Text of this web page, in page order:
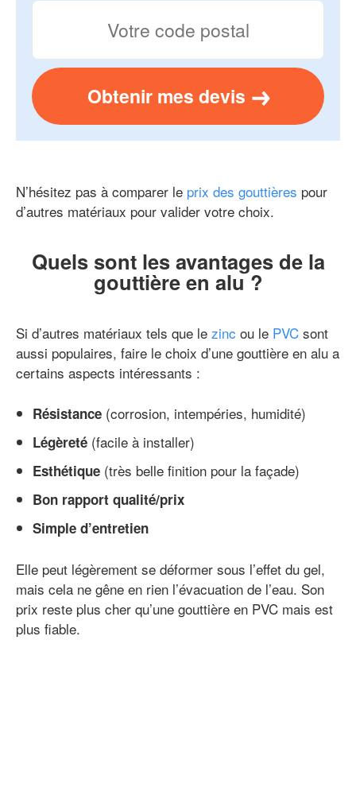
Obtenir mes devis
N’hésitez pas à comparer le prix des gouttières pour
d’autres matériaux pour valider votre choix.
Quels sont les avantages de la
gouttière en alu ?
Si d’autres matériaux tels que le zinc ou le PVC sont
aussi populaires, faire le choix d’une gouttière en alu a
certains aspects intéressants :
Résistance (corrosion, intempéries, humidité)
Légèreté (facile à installer)
Esthétique (très belle finition pour la façade)
Bon rapport qualité/prix
Simple d’entretien
Elle peut légèrement se déformer sous l’effet du gel,
mais cela ne gêne en rien l’évacuation de l’eau. Son
prix reste plus cher qu’une gouttière en PVC mais est
plus fiable.